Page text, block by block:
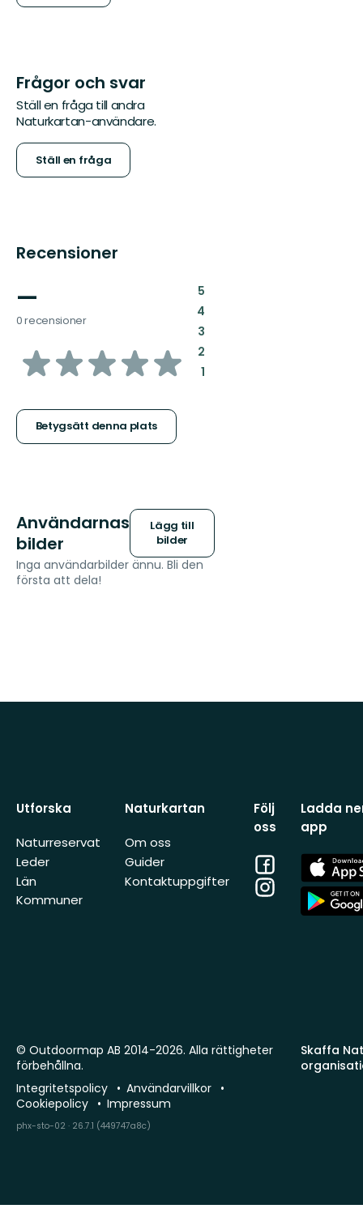
Frågor och svar
Ställ en fråga till andra
Naturkartan-användare.
Ställ en fråga
Recensioner
—
0 recensioner
av
stjärnor
Betygsätt denna plats
5:
4:
3:
2:
1:
Användarnas
bilder
Lägg till
bilder
Inga användarbilder ännu. Bli den
första att dela!
Utforska
Naturreservat
Leder
Län
Kommuner
Naturkartan
Om oss
Guider
Kontaktuppgifter
Följ
oss
Facebook
Instagram
Ladda
app
App
Store
App
Store
Skaffa
© Outdoormap AB 2014-2026. Alla rättigheter
förbehållna.
Integritetspolicy
Användarvillkor
Cookiepolicy
Impressum
phx-sto-02 · 26.7.1 (449747a8c)